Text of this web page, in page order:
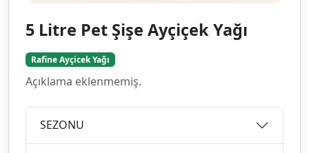
5 Litre Pet Şişe Ayçiçek Yağı
Rafine Ayçicek Yağı
Açıklama eklenmemiş.
SEZONU